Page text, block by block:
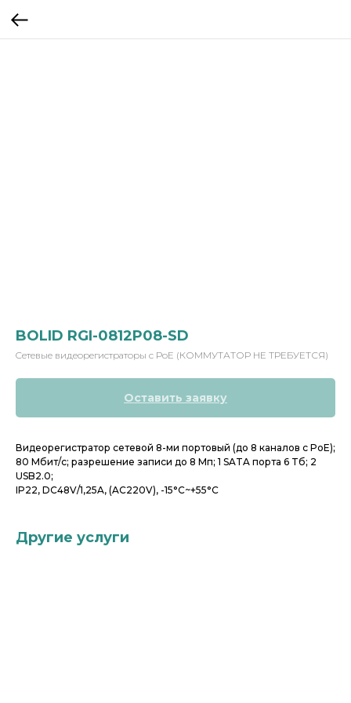
BOLID RGI-0812P08-SD
Cетевые видеорегистраторы с РоЕ (КОММУТАТОР НЕ ТРЕБУЕТСЯ)
Оставить заявку
Видеорегистратор сетевой 8-ми портовый (до 8 каналов с PoE);
80 Мбит/с; разрешение записи до 8 Мп; 1 SATA порта 6 Tб; 2
USB2.0;
IP22, DC48V/1,25A, (AC220V), -15°C~+55°C
Другие услуги